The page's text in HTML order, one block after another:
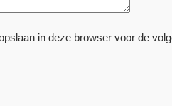
in deze browser voor de